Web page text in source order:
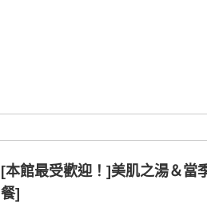
[本館最受歡迎！]美肌之湯＆當
餐]